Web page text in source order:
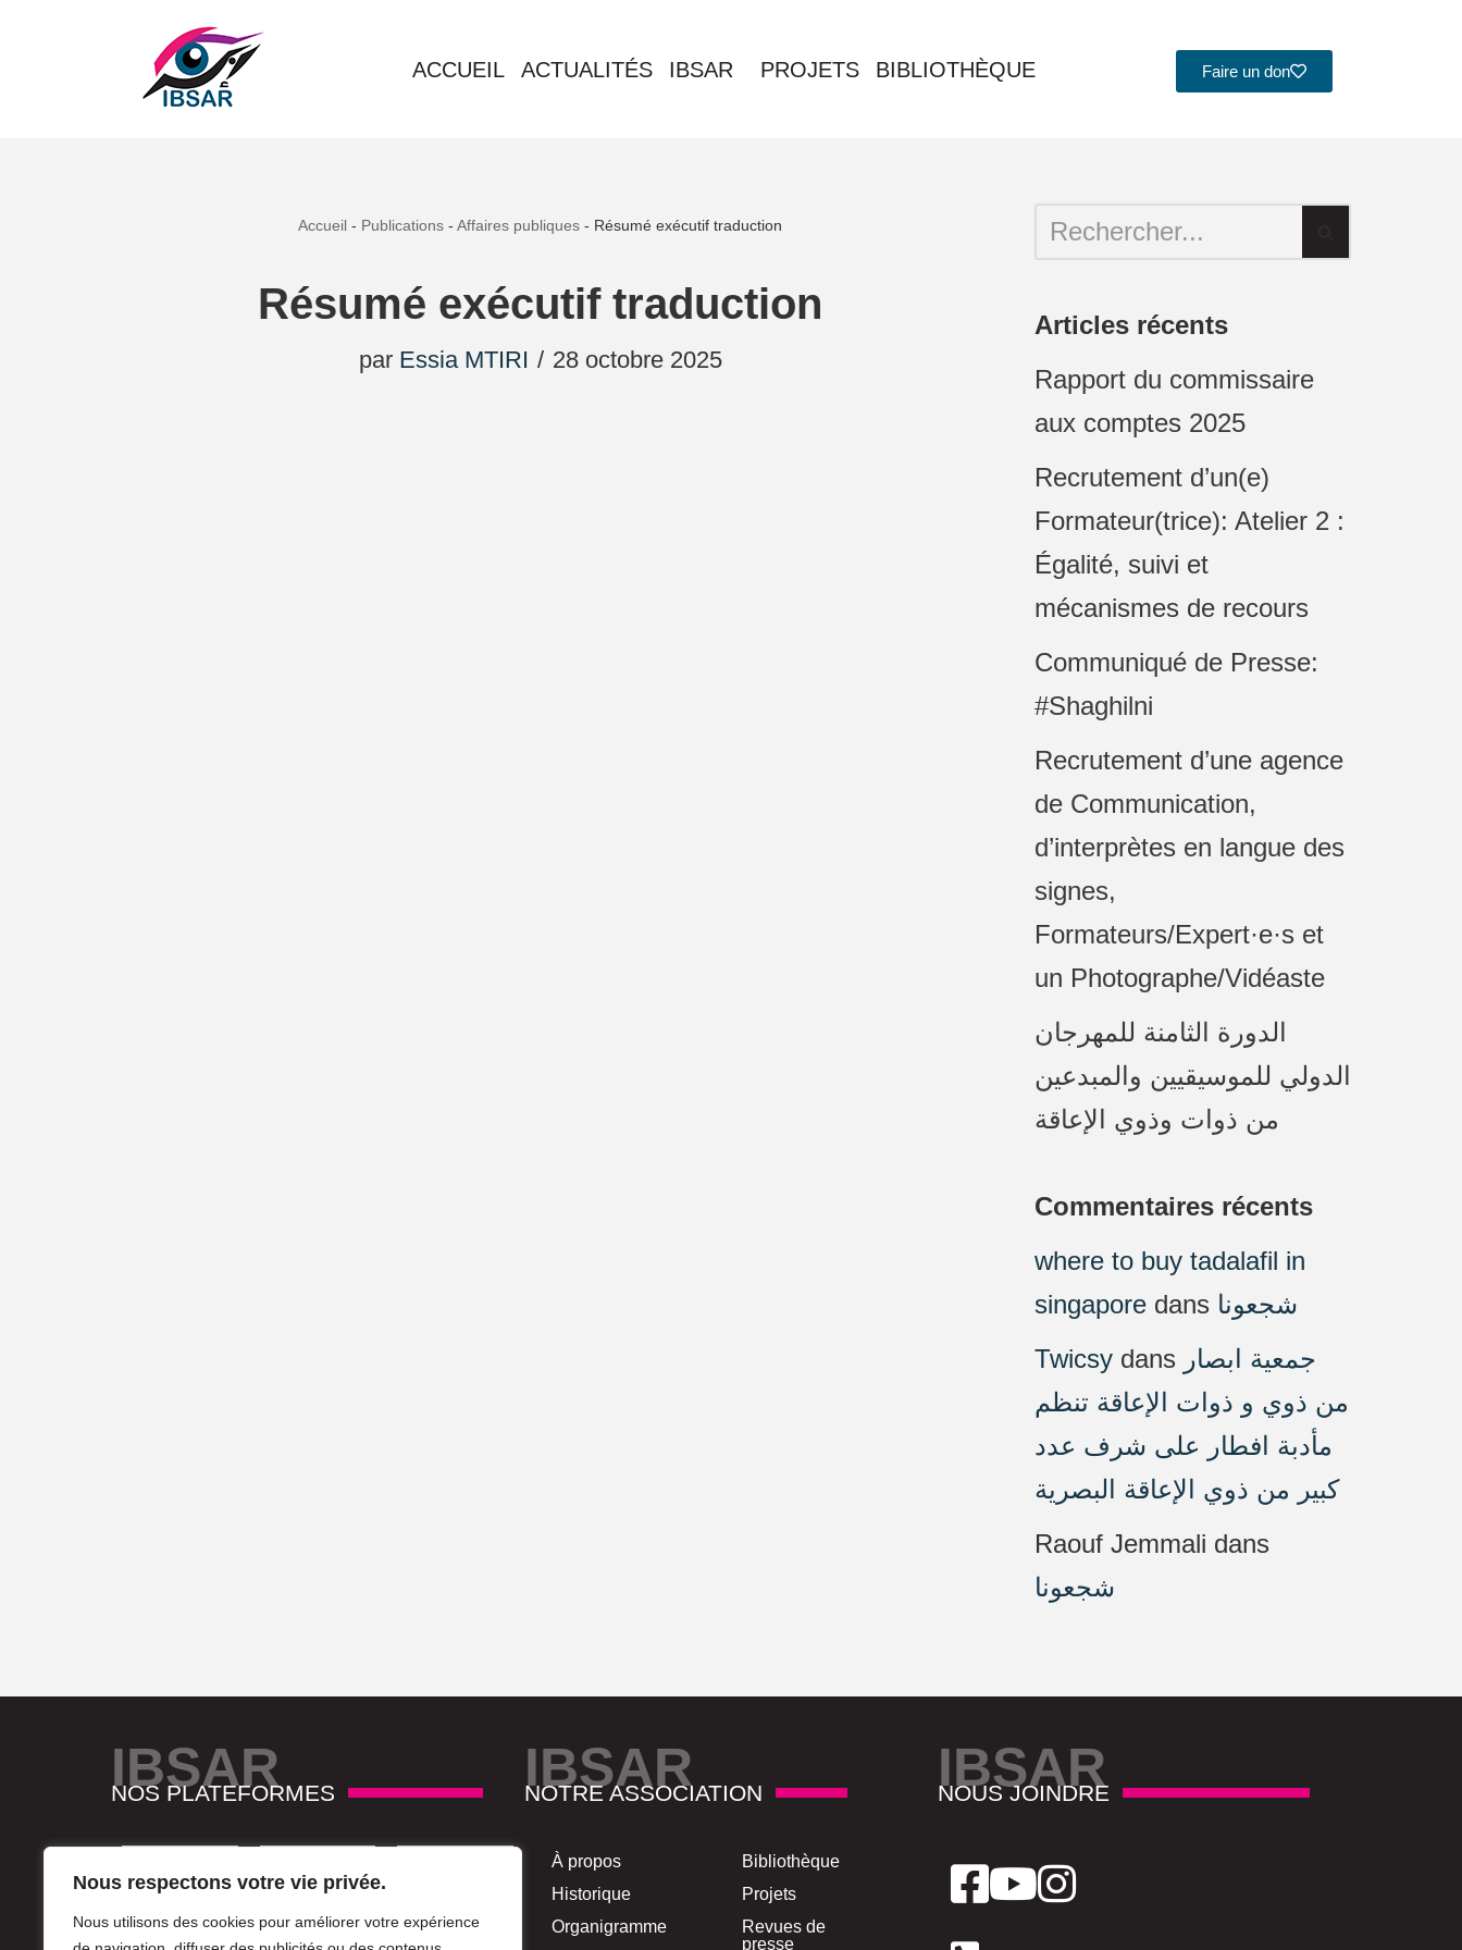
Nous respectons votre vie privée.
Nous utilisons des cookies pour améliorer votre expérience
ACCUEIL ACTUALITÉS IBSAR PROJETS BIBLIOTHÈQUE Faire un don
Accueil - Publications - Affaires publiques - Résumé exécutif traduction
Résumé exécutif traduction
par Essia MTIRI 28 octobre 2025
Articles récents
Rapport du commissaire
aux comptes 2025
Recrutement d’un(e)
Formateur(trice): Atelier 2 :
Égalité, suivi et
mécanismes de recours
Communiqué de Presse:
#Shaghilni
Recrutement d’une agence
de Communication,
d’interprètes en langue des
signes,
Formateurs/Expert·e·s et
un Photographe/Vidéaste
الدورة الثامنة للمهرجان
الدولي للموسيقيين والمبدعين
من ذوات وذوي الإعاقة
Commentaires récents
where to buy tadalafil in
singapore dans شجعونا
Twicsy dans جمعية ابصار
من ذوي و ذوات الإعاقة تنظم
مأدبة افطار على شرف عدد
كبير من ذوي الإعاقة البصرية
Raouf Jemmali dans
شجعونا
IBSAR
NOS PLATEFORMES IBSAR
NOTRE ASSOCIATION
À propos
Historique
Organigramme
Bibliothèque
Projets
Revues de
presse
IBSAR
NOUS JOINDRE